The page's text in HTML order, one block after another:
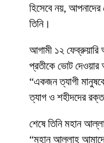
হিসেবে নয়, আপনাদের
তিনি।
আগামী ১২ ফেব্রুয়ারি
প্রতীকে ভোট দেওয়ার
“একজন ত্যাগী
ত্যাগ ও শহীদদের
শেষে তিনি মহান
“মহান আল্লাহ